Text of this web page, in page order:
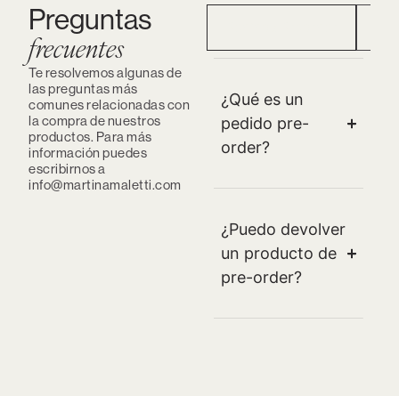
Preguntas
frecuentes
Te resolvemos algunas de
las preguntas más
comunes relacionadas con
la compra de nuestros
productos. Para más
información puedes
escribirnos a
info@martinamaletti.com
¿Qué es un
pedido pre-
order?
¿Puedo devolver
un producto de
pre-order?